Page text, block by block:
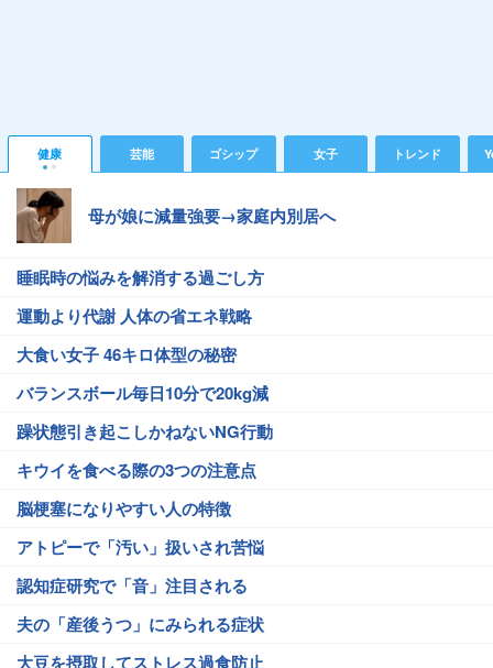
健康 芸能 ゴシップ 女子 トレンド
母が娘に減量強要→家庭内別居へ
睡眠時の悩みを解消する過ごし方
運動より代謝 人体の省エネ戦略
大食い女子 46キロ体型の秘密
バランスボール毎日10分で20kg減
躁状態引き起こしかねないNG行動
キウイを食べる際の3つの注意点
脳梗塞になりやすい人の特徴
アトピーで「汚い」扱いされ苦悩
認知症研究で「音」注目される
夫の「産後うつ」にみられる症状
大豆を摂取してストレス過食防止